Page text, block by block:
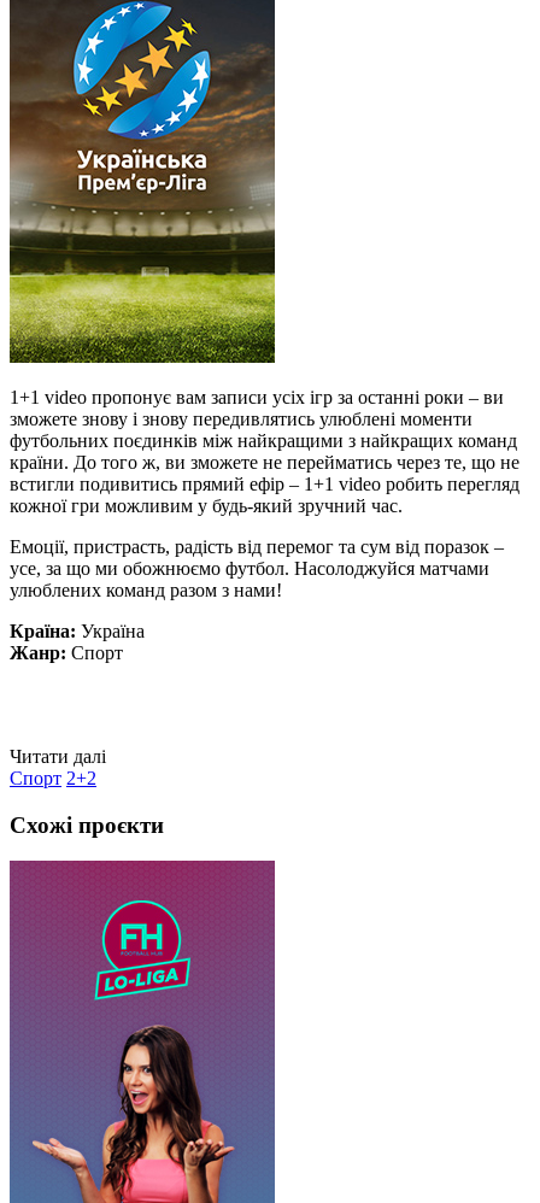
1+1 video пропонує вам записи усіх ігр за останні роки – ви
зможете знову і знову передивлятись улюблені моменти
футбольних поєдинків між найкращими з найкращих команд
країни. До того ж, ви зможете не перейматись через те, що не
встигли подивитись прямий ефір – 1+1 video робить перегляд
кожної гри можливим у будь-який зручний час.
Емоції, пристрасть, радість від перемог та сум від поразок –
усе, за що ми обожнюємо футбол. Насолоджуйся матчами
улюблених команд разом з нами!
Країна: Україна
Жанр: Спорт
Читати далі
Спорт 2+2
Схожі проєкти